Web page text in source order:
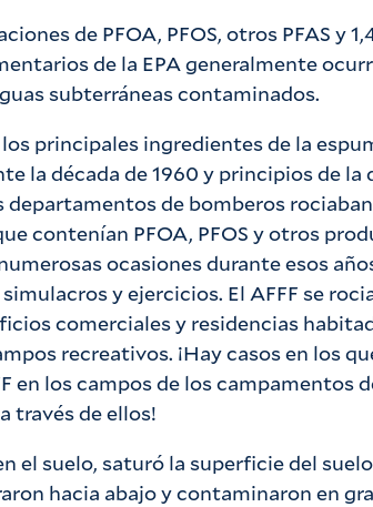
de PFOA, PFOS, otros PFAS y
de la EPA generalmente
subterráneas contaminados.
los principales ingredientes de la
la década de 1960 y principios de la
departamentos de bomberos
contenían PFOA, PFOS y otros
ocasiones durante esos
y ejercicios. El AFFF se
comerciales y residencias
recreativos. ¡Hay casos en los
en los campos de los campamentos
través de ellos!
el suelo, saturó la superficie del
hacia abajo y contaminaron en